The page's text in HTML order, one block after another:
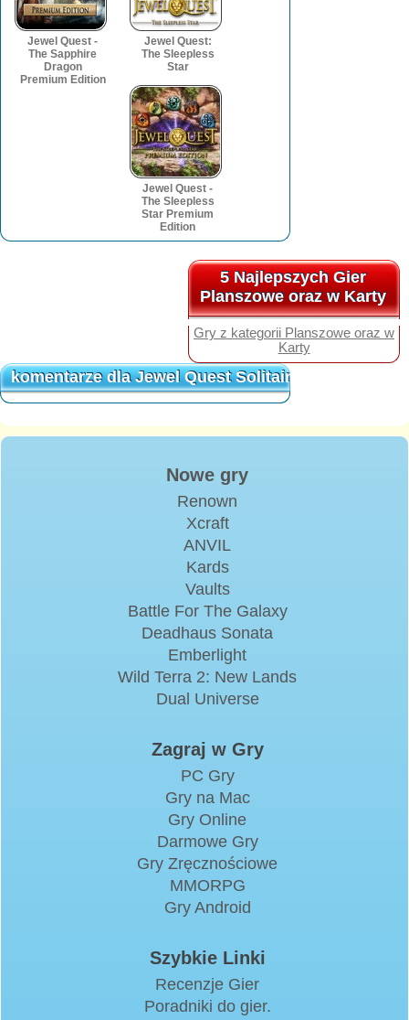
Jewel Quest -
The Sapphire
Dragon
Premium Edition
Jewel Quest:
The Sleepless
Star
Jewel Quest -
The Sleepless
Star Premium
Edition
5 Najlepszych Gier
5 Najlepszych Gier
Planszowe oraz w Karty
Planszowe oraz w Karty
Gry z kategorii Planszowe oraz w
Karty
komentarze dla Jewel Quest Solitaire 2
komentarze dla Jewel Quest Solitaire 2
Nowe gry
Renown
Xcraft
ANVIL
Kards
Vaults
Battle For The Galaxy
Deadhaus Sonata
Emberlight
Wild Terra 2: New Lands
Dual Universe
Zagraj w Gry
PC Gry
Gry na Mac
Gry Online
Darmowe Gry
Gry Zręcznościowe
MMORPG
Gry Android
Szybkie Linki
Recenzje Gier
Poradniki do gier.